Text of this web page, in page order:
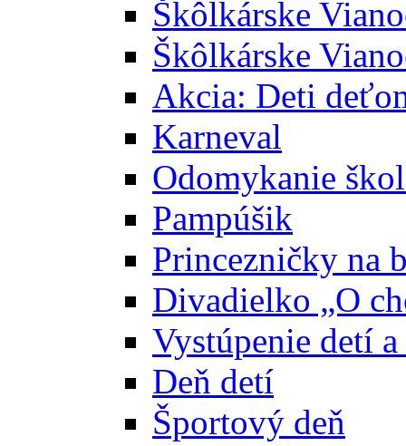
Škôlkárske
Škôlkárske
Akcia: Deti
Karneval
Odomykanie
Pampúšik
Princezničky na
Divadielko „O
Vystúpenie detí
Deň detí
Športový deň